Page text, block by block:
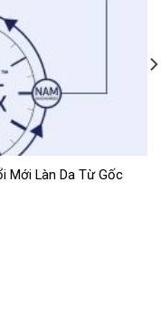
Mới Làn Da Từ Gốc